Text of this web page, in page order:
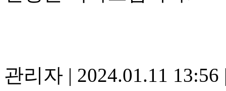
관리자 | 2024.01.11 13:56